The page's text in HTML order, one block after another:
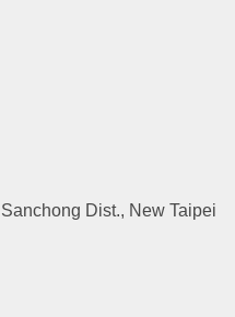
Dist., New Taipei